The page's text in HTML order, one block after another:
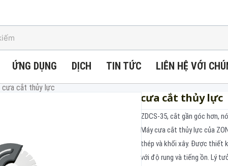
ỨNG DỤNG DỊCH TIN TỨC LIÊN HỆ VỚI
cưa cắt thủy lực
cưa cắt thủy lực
ZDCS-35, cắt gần góc hơn,
Máy cưa cắt thủy lực của
thép và khối xây. Được thiết
với độ rung và tiếng ồn. Lý